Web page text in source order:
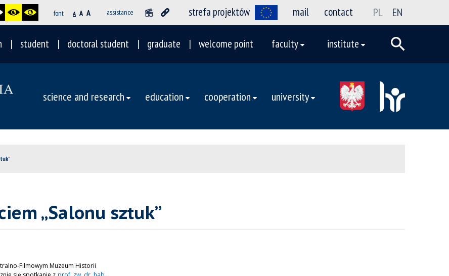
font A A A assistance strefa projektów mail contact PL EN
student doctoral student graduate welcome point faculty institute
science and research education cooperation university
„Salonu sztuk”
Filmowym Muzeum Historii